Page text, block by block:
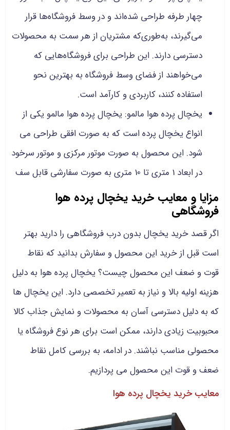
چهار طرفه طراحی شده‌اند و در وسط فروشگاه‌ها قرار
می‌گیرند، به‌طوری‌که مشتریان از هر سمت به محصولات
دسترسی دارند. این طراحی برای فروشگاه‌هایی که
می‌خواهند از فضای وسط فروشگاه به بهترین نحو
استفاده کنند، کاربردی و کارآمد است.
یخچال پرده هوا مالمو: یخچال پرده هوا مالمو یکی از
انواع یخچال پرده است که به صورت افقی طراحی می
شود. این محصول به صورت موتور مرکزی و موتور سرخود
در ابعاد 1 متری تا 10 متری به صورت سفارشی قابل سف
مزایا و معایب خرید یخچال پرده هوا
فروشگاهی
اگر قصد خرید یخچال بدون درب فروشگاهی را دارید بهتر
است قبل از خرید این محصول و سفارش بدانید که نقاط
قوت و ضعف این محصول چیست؟ یخچال پرده هوا به دلیل
هزینه اولیه بالا و نیاز به تعمیر تخصصی دارد. این یخچال‌ ها
که به دلیل دسترسی آسان به محصولات و نمایش جذاب کالا
محبوبیت زیادی دارند، ممکن است برای هر نوع فروشگاه یا
محصولی مناسب نباشند. در ادامه، به بررسی کامل نقاط
ضعف و قوت این محصول می پردازیم.
معایب خرید یخچال پرده هوا